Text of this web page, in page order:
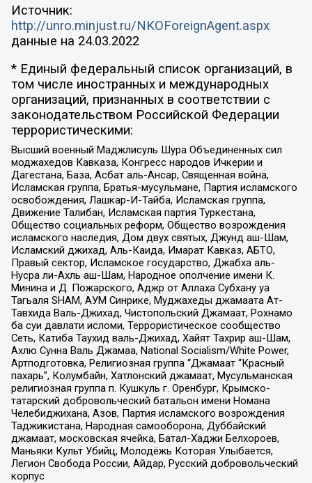
Источник:
http://unro.minjust.ru/NKOForeignAgent.aspx
данные на 24.03.2022
* Единый федеральный список организаций, в
том числе иностранных и международных
организаций, признанных в соответствии с
законодательством Российской Федерации
террористическими:
Высший военный Маджлисуль Шура Объединенных сил
моджахедов Кавказа, Конгресс народов Ичкерии и
Дагестана, База, Асбат аль-Ансар, Священная война,
Исламская группа, Братья-мусульмане, Партия исламского
освобождения, Лашкар-И-Тайба, Исламская группа,
Движение Талибан, Исламская партия Туркестана,
Общество социальных реформ, Общество возрождения
исламского наследия, Дом двух святых, Джунд аш-Шам,
Исламский джихад, Аль-Каида, Имарат Кавказ, АБТО,
Правый сектор, Исламское государство, Джабха аль-
Нусра ли-Ахль аш-Шам, Народное ополчение имени К.
Минина и Д. Пожарского, Аджр от Аллаха Субхану уа
Тагьаля SHAM, АУМ Синрике, Муджахеды джамаата Ат-
Тавхида Валь-Джихад, Чистопольский Джамаат, Рохнамо
ба суи давлати исломи, Террористическое сообщество
Сеть, Катиба Таухид валь-Джихад, Хайят Тахрир аш-Шам,
Ахлю Сунна Валь Джамаа, National Socialism/White Power,
Артподготовка, Религиозная группа “Джамаат “Красный
пахарь”, Колумбайн, Хатлонский джамаат, Мусульманская
религиозная группа п. Кушкуль г. Оренбург, Крымско-
татарский добровольческий батальон имени Номана
Челебиджихана, Азов, Партия исламского возрождения
Таджикистана, Народная самооборона, Дуббайский
джамаат, московская ячейка, Батал-Хаджи Белхороев,
Маньяки Культ Убийц, Молодёжь Которая Улыбается,
Легион Свобода России, Айдар, Русский добровольческий
корпус